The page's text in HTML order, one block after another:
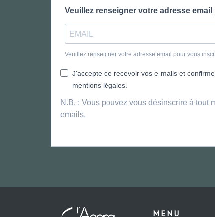
Veuillez renseigner votre adresse
Veuillez renseigner votre adresse email pour vous
J'accepte de recevoir vos e-mails et
mentions légales.
N.B. : Vous pouvez vous désinscrire à tout
emails.
MENU